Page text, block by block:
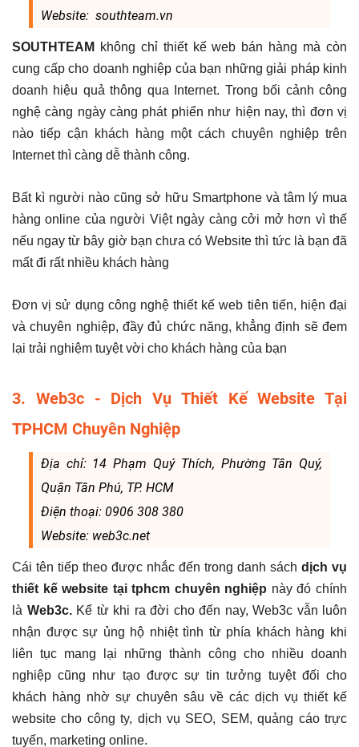
Website: southteam.vn
SOUTHTEAM
không chỉ thiết kế web bán hàng mà còn
cung cấp cho doanh nghiệp của bạn những giải pháp kinh
doanh hiệu quả thông qua Internet. Trong bối cảnh công
nghệ càng ngày càng phát phiển như hiện nay, thì đơn vị
nào tiếp cận khách hàng một cách chuyên nghiệp trên
Internet thì càng dễ thành công.
Bất kì người nào cũng sở hữu Smartphone và tâm lý mua
hàng online của người Việt ngày càng cởi mở hơn vì thế
nếu ngay từ bây giờ bạn chưa có Website thì tức là bạn đã
mất đi rất nhiều khách hàng
Đơn vị sử dụng công nghệ thiết kế web tiên tiến, hiện đại
và chuyên nghiệp, đầy đủ chức năng, khẳng định sẽ đem
lại trải nghiệm tuyệt vời cho khách hàng của bạn
3. Web3c - Dịch Vụ Thiết Kế Website Tại
TPHCM Chuyên Nghiệp
Địa chỉ: 14 Phạm Quý Thích, Phường Tân Quý,
Quận Tân Phú, TP. HCM
Điện thoại: 0906 308 380
Website: web3c.net
Cái tên tiếp theo được nhắc đến trong danh sách dịch vụ
thiết kế website tại tphcm chuyên nghiệp này đó chính
là Web3c.Kể từ khi ra đời cho đến nay, Web3c vẫn luôn
nhận được sự ủng hộ nhiệt tình từ phía khách hàng khi
liên tục mang lại những thành công cho nhiều doanh
nghiệp cũng như tạo được sự tin tưởng tuyệt đối cho
khách hàng nhờ sự chuyên sâu về các dịch vụ thiết kế
website cho công ty, dịch vụ SEO, SEM, quảng cáo trực
tuyến, marketing online.